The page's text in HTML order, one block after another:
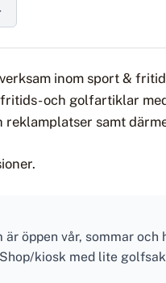
inom sport &
och golfartiklar
samt
öppen vår, sommar och
kiosk med lite